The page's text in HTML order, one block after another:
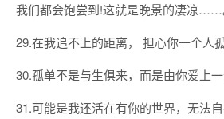
我们都会饱尝到!这就是晚景的凄凉……
29.在我追不上的距离， 担心你一个人孤
30.孤单不是与生俱来，而是由你爱上一
31.可能是我还活在有你的世界，无法